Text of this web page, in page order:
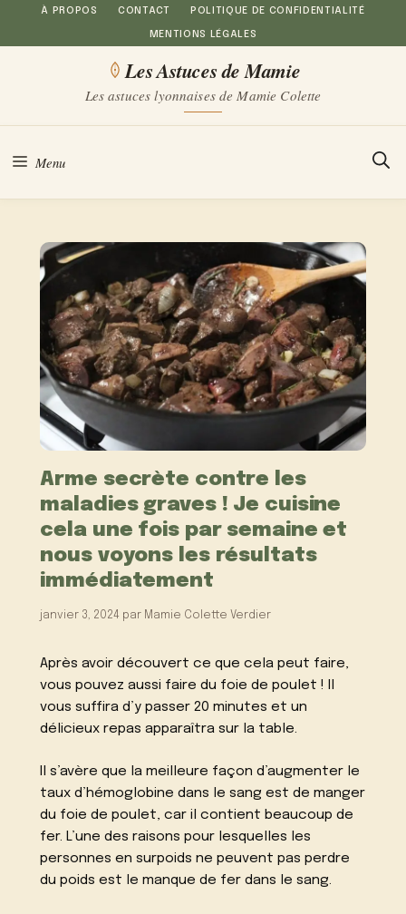
Aller
au
À PROPOS CONTACT POLITIQUE DE CONFIDENTIALITÉ
MENTIONS LÉGALES
Les Astuces de Mamie
Les astuces lyonnaises de Mamie Colette
Menu
Arme secrète contre les
maladies graves ! Je cuisine
cela une fois par semaine et
nous voyons les résultats
immédiatement
janvier 3, 2024 par Mamie Colette Verdier
Après avoir découvert ce que cela peut faire,
vous pouvez aussi faire du foie de poulet ! Il
vous suffira d’y passer 20 minutes et un
délicieux repas apparaîtra sur la table.
Il s’avère que la meilleure façon d’augmenter le
taux d’hémoglobine dans le sang est de manger
du foie de poulet, car il contient beaucoup de
fer. L’une des raisons pour lesquelles les
personnes en surpoids ne peuvent pas perdre
du poids est le manque de fer dans le sang.